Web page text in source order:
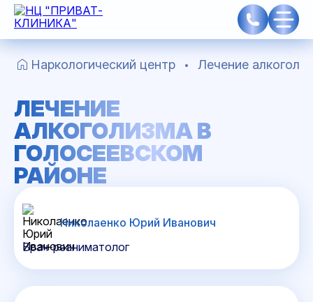
Наркологический центр Лечение
ЛЕЧЕНИЕ
АЛКОГОЛИЗМА В
ГОЛОСЕЕВСКОМ
РАЙОНЕ
Николаенко Юрий Иванович
Врач-реаниматолог